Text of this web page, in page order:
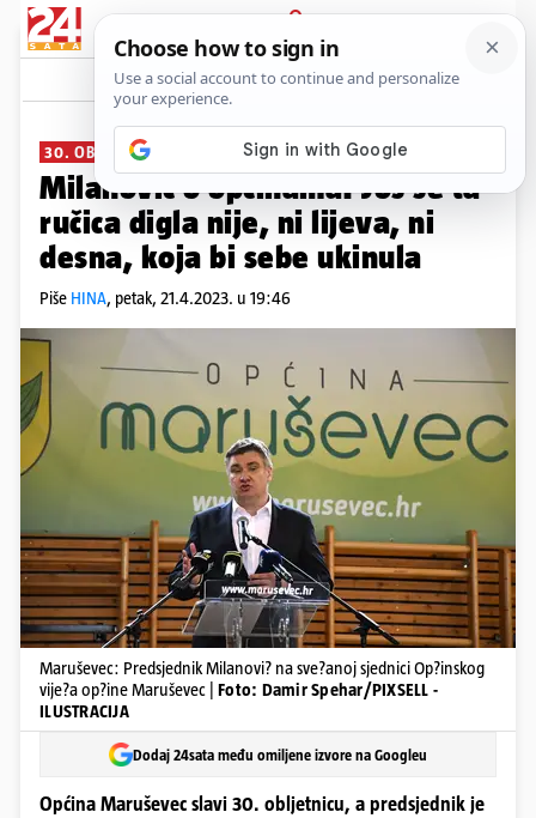
PRIJAVA
News Komentari
30. OBLJETNICA MARUŠEVCA
Milanović o općinama: Još se ta
ručica digla nije, ni lijeva, ni
desna, koja bi sebe ukinula
Piše HINA, petak, 21.4.2023. u 19:46
Maruševec: Predsjednik Milanovi? na sve?anoj sjednici Op?inskog
vije?a op?ine Maruševec | Foto: Damir Spehar/PIXSELL -
ILUSTRACIJA
Dodaj 24sata među omiljene izvore na Googleu
Općina Maruševec slavi 30. obljetnicu, a predsjednik je